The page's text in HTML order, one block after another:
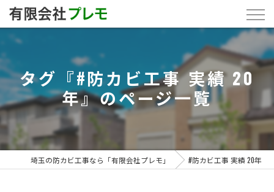
タグ『#防カビ工事 実績 20
年』のページ一覧
埼玉の防カビ工事なら「有限会社プレモ」 #防カビ工事 実績 20年